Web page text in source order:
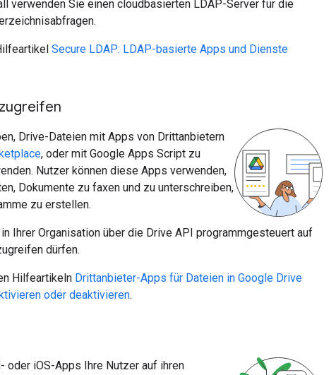
verwenden Sie einen cloudbasierten LDAP-Server für die
Secure LDAP: LDAP-basierte Apps und Dienste
Drive-Dateien mit Apps von Drittanbietern
, oder mit Google Apps Script zu
Nutzer können diese Apps verwenden,
Dokumente zu faxen und zu unterschreiben,
zu erstellen.
Ihrer Organisation über die Drive API programmgesteuert auf
dürfen.
Hilfeartikeln Drittanbieter-Apps für Dateien in Google Drive
oder deaktivieren.
oder iOS-Apps Ihre Nutzer auf ihren